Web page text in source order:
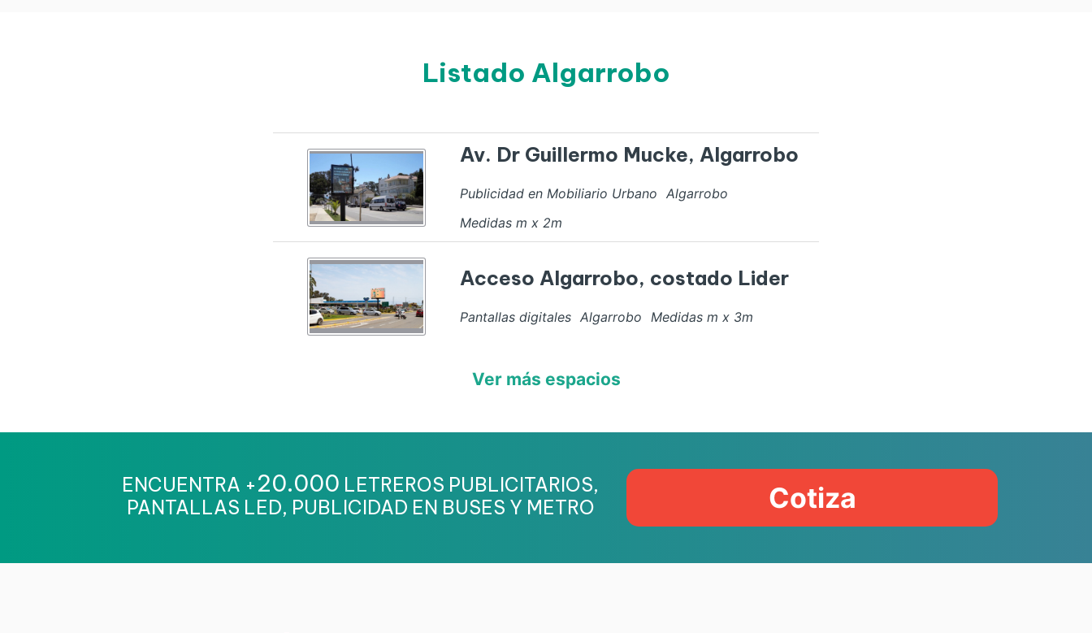
Listado Algarrobo
Av. Dr Guillermo Mucke, Algarrobo
Publicidad en Mobiliario Urbano Algarrobo
Medidas m x 2m
Acceso Algarrobo, costado Lider
Pantallas digitales Algarrobo Medidas m x 3m
Ver más espacios
ENCUENTRA +20.000 LETREROS PUBLICITARIOS,
PANTALLAS LED, PUBLICIDAD EN BUSES Y METRO
Cotiza